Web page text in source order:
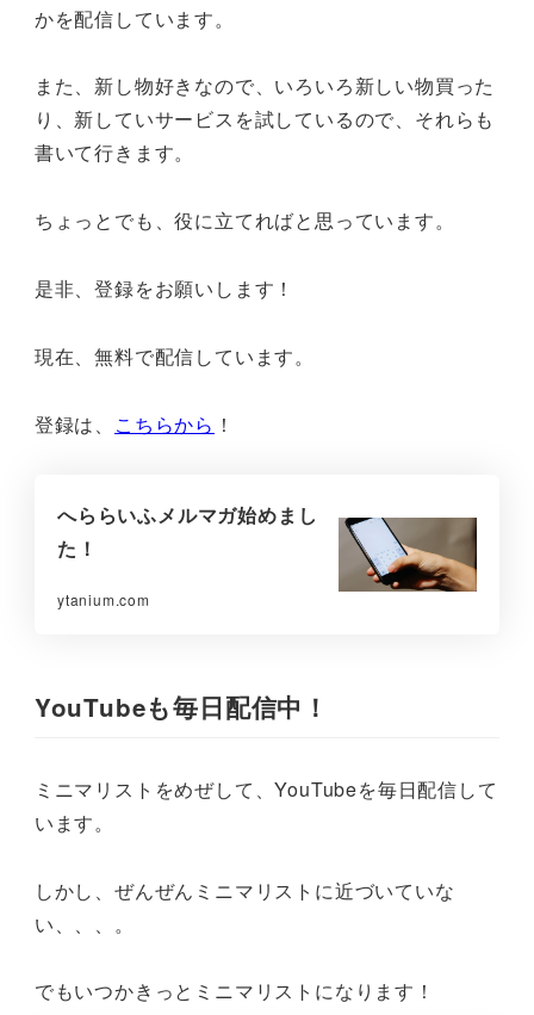
かを配信しています。
また、新し物好きなので、いろいろ新しい物買った
り、新していサービスを試しているので、それらも
書いて行きます。
ちょっとでも、役に立てればと思っています。
是非、登録をお願いします！
現在、無料で配信しています。
登録は、 こちらから ！
へららいふメルマガ始めまし
た！
ytanium.com
YouTubeも毎日配信中！
ミニマリストをめぜして、YouTubeを毎日配信して
います。
しかし、ぜんぜんミニマリストに近づいていな
い、、、。
でもいつかきっとミニマリストになります！